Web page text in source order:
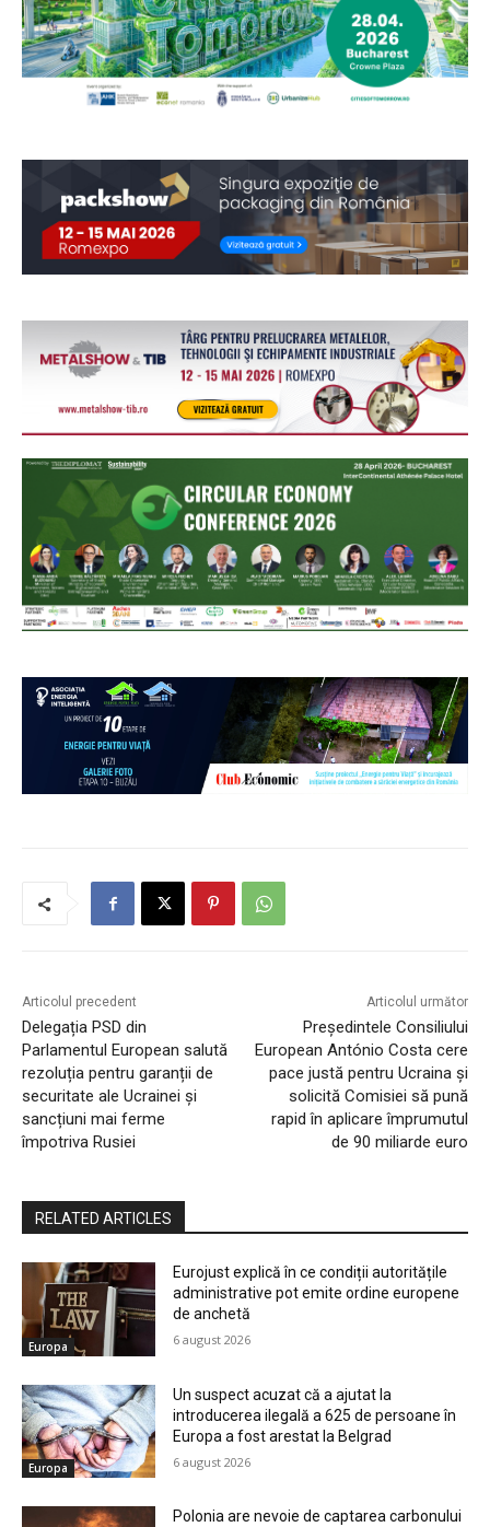
Articolul precedent
Delegația PSD din
Parlamentul European salută
rezoluția pentru garanții de
securitate ale Ucrainei și
sancțiuni mai ferme
împotriva Rusiei
Articolul următor
Președintele Consiliului
European António Costa cere
pace justă pentru Ucraina și
solicită Comisiei să pună
rapid în aplicare împrumutul
de 90 miliarde euro
RELATED ARTICLES
Europa
Eurojust explică în ce condiții autoritățile
administrative pot emite ordine europene
de anchetă
6 august 2026
Europa
Un suspect acuzat că a ajutat la
introducerea ilegală a 625 de persoane în
Europa a fost arestat la Belgrad
6 august 2026
Polonia are nevoie de captarea carbonului